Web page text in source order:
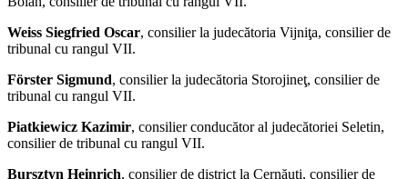
Weiss Siegfried Oscar, consilier la judecătoria Vijniţa, consilier de
tribunal cu rangul VII.
Förster Sigmund, consilier la judecătoria Storojineţ, consilier de
tribunal cu rangul VII.
Piatkiewicz Kazimir, consilier conducător al judecătoriei Seletin,
consilier de tribunal cu rangul VII.
Bursztyn Heinrich, consilier de district la Cernăuţi, consilier de